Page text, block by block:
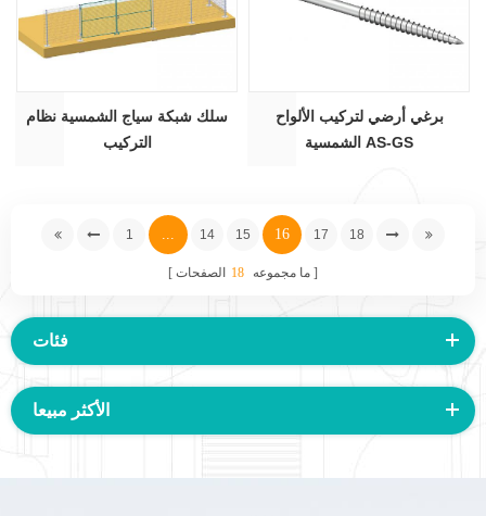
سلك شبكة سياج الشمسية نظام
التركيب
برغي أرضي لتركيب الألواح
الشمسية AS-GS
1 ... 14 15 16 17 18
ما مجموعه 18 الصفحات
فئات
الأكثر مبيعا